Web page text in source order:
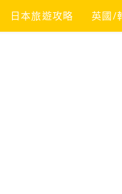
日本旅遊攻略 英國/